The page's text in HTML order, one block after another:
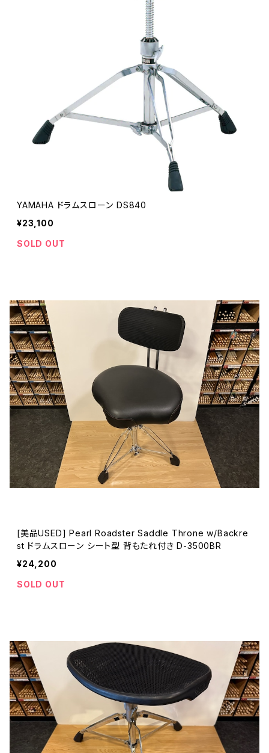
YAMAHA ドラムスローン DS840
¥23,100
SOLD OUT
[美品USED] Pearl Roadster Saddle Throne w/Backre
st ドラムスローン シート型 背もたれ付き D-3500BR
¥24,200
SOLD OUT